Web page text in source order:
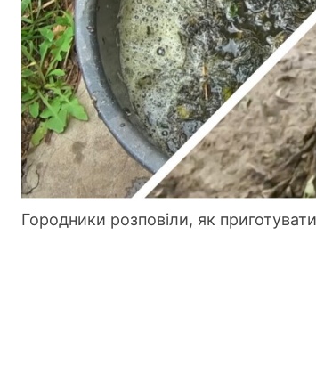
Городники розповіли, як